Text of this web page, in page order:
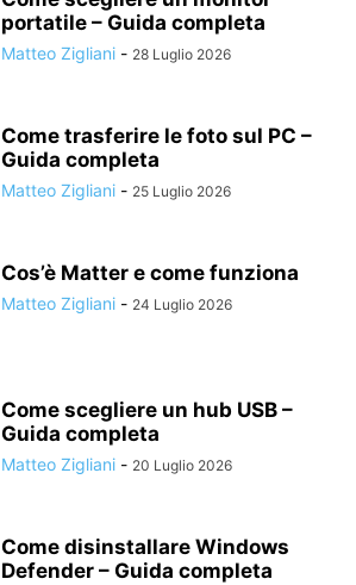
portatile – Guida completa
Matteo Zigliani - 28 Luglio 2026
Come trasferire le foto sul PC –
Guida completa
Matteo Zigliani - 25 Luglio 2026
Cos’è Matter e come funziona
Matteo Zigliani - 24 Luglio 2026
Come scegliere un hub USB –
Guida completa
Matteo Zigliani - 20 Luglio 2026
Come disinstallare Windows
Defender – Guida completa